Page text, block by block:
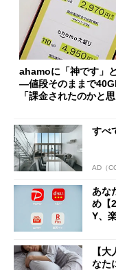
ahamoに「神です」
―値段そのままで
「課金されたのかと
すべ
AD（
あな
め【
Y、
【
なた